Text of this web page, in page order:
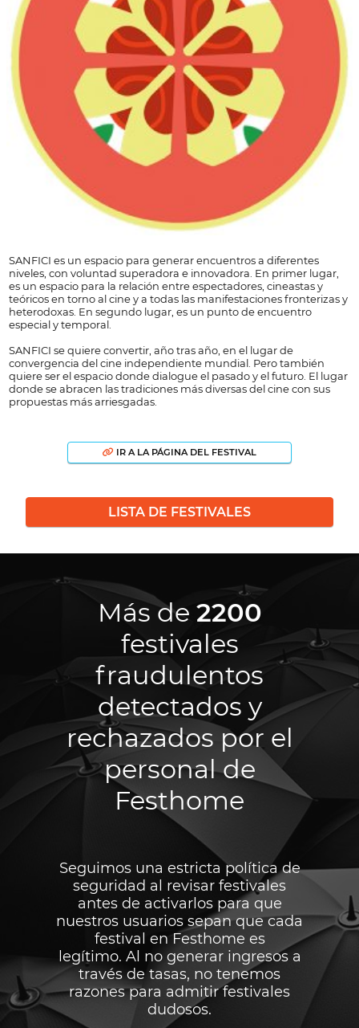
SANFICI es un espacio para generar encuentros a diferentes
niveles, con voluntad superadora e innovadora. En primer lugar,
es un espacio para la relación entre espectadores, cineastas y
teóricos en torno al cine y a todas las manifestaciones fronterizas y
heterodoxas. En segundo lugar, es un punto de encuentro
especial y temporal.
SANFICI se quiere convertir, año tras año, en el lugar de
convergencia del cine independiente mundial. Pero también
quiere ser el espacio donde dialogue el pasado y el futuro. El lugar
donde se abracen las tradiciones más diversas del cine con sus
propuestas más arriesgadas.
IR A LA PÁGINA DEL FESTIVAL
LISTA DE FESTIVALES
Más de 2200
festivales
fraudulentos
detectados y
rechazados por el
personal de
Festhome
Seguimos una estricta política de
seguridad al revisar festivales
antes de activarlos para que
nuestros usuarios sepan que cada
festival en Festhome es
legítimo. Al no generar ingresos a
través de tasas, no tenemos
razones para admitir festivales
dudosos.